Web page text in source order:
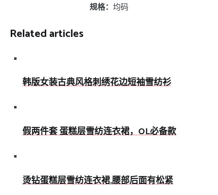
规格： 均码
Related articles
韩版女装古典风格刺绣花边短袖雪纺衫
假两件套 蛋糕层雪纺连衣裙，OL必备款
烫钻蛋糕层雪纺连衣裙,腰部后面有松紧